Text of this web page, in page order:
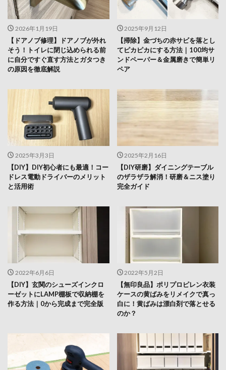
2026年1月19日
【ドアノブ修理】ドアノブが外れ
そう！トイレに閉じ込められる前
に自分ですぐ直す方法とガタつき
の原因を徹底解説
2025年9月12日
【掃除】金づちの赤サビを落とし
てピカピカにする方法｜100均サ
ンドペーパー＆金属磨きで簡単リ
ペア
2025年3月3日
【DIY】DIY初心者にも最適！コー
ドレス電動ドライバーのメリット
と活用術
2025年2月16日
【DIY研磨】ダイニングテーブル
のザラザラ解消！研磨＆ニス塗り
完全ガイド
2022年6月6日
【DIY】玄関のシューズインクロ
ーゼットにLAMP棚板で収納棚を
作る方法｜0から完成まで完全版
2022年5月2日
【無印良品】ポリプロピレン衣装
ケースの黄ばみをリメイクで真っ
白に！黄ばみは漂白剤で落とせる
のか？